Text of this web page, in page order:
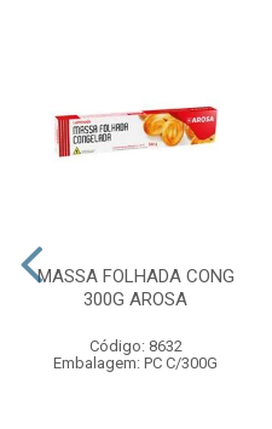
MASSA FOLHADA CONG
300G AROSA
Código: 8632
Embalagem: PC C/300G